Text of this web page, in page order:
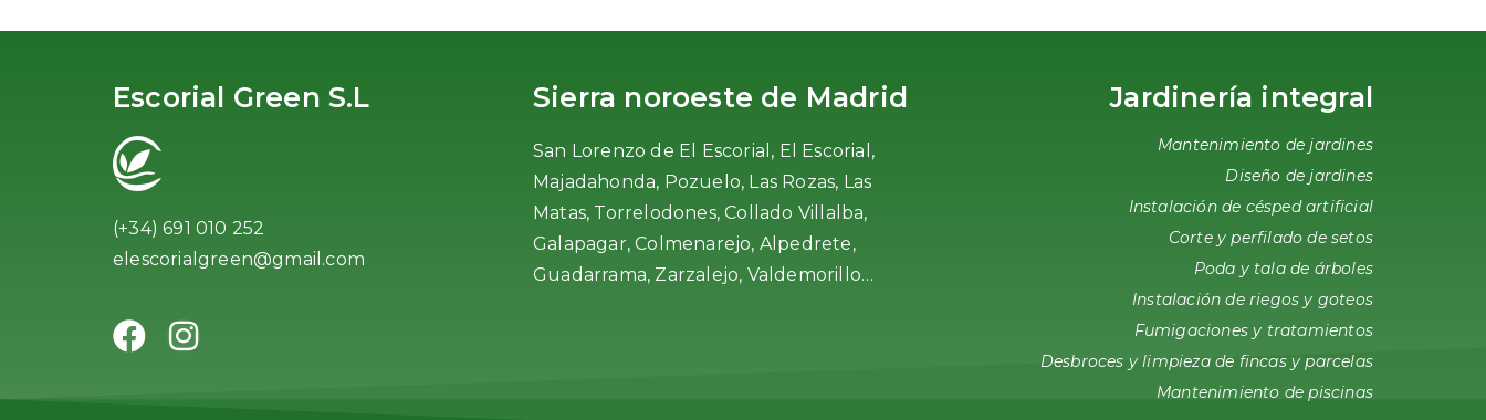
Escorial Green S.L
(+34) 691 010 252
elescorialgreen@gmail.com
Sierra noroeste de Madrid
San Lorenzo de El Escorial, El Escorial,
Majadahonda, Pozuelo, Las Rozas, Las
Matas, Torrelodones, Collado Villalba,
Galapagar, Colmenarejo, Alpedrete,
Guadarrama, Zarzalejo, Valdemorillo…
Jardinería integral
Mantenimiento de jardines
Diseño de jardines
Instalación de césped artificial
Corte y perfilado de setos
Poda y tala de árboles
Instalación de riegos y goteos
Fumigaciones y tratamientos
Desbroces y limpieza de fincas y parcelas
Mantenimiento de piscinas